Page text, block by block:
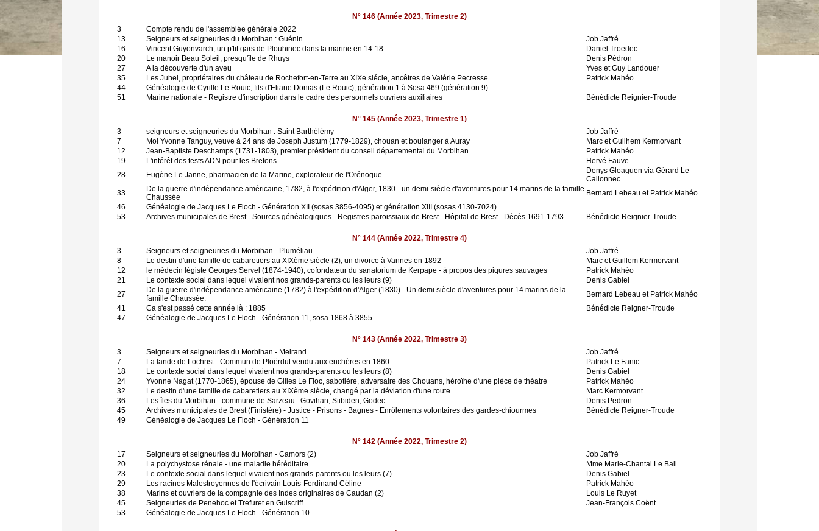
N° 146 (Année 2023, Trimestre 2)
3
Compte rendu de l'assemblée générale 2022
13
Seigneurs et seigneuries du Morbihan : Guénin
Job Jaffré
16
Vincent Guyonvarch, un p'tit gars de Plouhinec dans la marine en 14-18
Daniel Troedec
20
Le manoir Beau Soleil, presqu'île de Rhuys
Denis Pédron
27
A la découverte d'un aveu
Yves et Guy Landouer
35
Les Juhel, propriétaires du château de Rochefort-en-Terre au XIXe siécle, ancêtres de Valérie Pecresse
Patrick Mahéo
44
Généalogie de Cyrille Le Rouic, fils d'Eliane Donias (Le Rouic), génération 1 à Sosa 469 (génération 9)
51
Marine nationale - Registre d'inscription dans le cadre des personnels ouvriers auxiliaires Bénédicte Reignier-Troude
N° 145 (Année 2023, Trimestre 1)
3
seigneurs et seigneuries du Morbihan : Saint Barthélémy
Job Jaffré
7
Moi Yvonne Tanguy, veuve à 24 ans de Joseph Justum (1779-1829), chouan et boulanger à Auray
Marc et Guilhem Kermorvant
12
Jean-Baptiste Deschamps (1731-1803), premier président du conseil départemental du Morbihan
Patrick Mahéo
19
L'intérêt des tests ADN pour les Bretons
Hervé Fauve
28
Eugène Le Janne, pharmacien de la Marine, explorateur de l'Orénoque
Denys Gloaguen via Gérard Le
Callonnec
33
De la guerre d'indépendance américaine, 1782, à l'expédition d'Alger, 1830 - un demi-siècle d'aventures pour 14 marins de la famille
Chaussée
Bernard Lebeau et Patrick Mahéo
46
Généalogie de Jacques Le Floch - Génération XII (sosas 3856-4095) et génération XIII (sosas 4130-7024)
53
Archives municipales de Brest - Sources généalogiques - Registres paroissiaux de Brest - Hôpital de Brest - Décès 1691-1793 Bénédicte Reignier-Troude
N° 144 (Année 2022, Trimestre 4)
3
Seigneurs et seigneuries du Morbihan - Pluméliau
Job Jaffré
8
Le destin d'une famille de cabaretiers au XIXème siècle (2), un divorce à Vannes en 1892
Marc et Guillem Kermorvant
12
le médecin légiste Georges Servel (1874-1940), cofondateur du sanatorium de Kerpape - à propos des piqures sauvages
Patrick Mahéo
21
Le contexte social dans lequel vivaient nos grands-parents ou les leurs (9)
Denis Gabiel
27
De la guerre d'indépendance américaine (1782) à l'expédition d'Alger (1830) - Un demi siècle d'aventures pour 14 marins de la
famille Chaussée.
Bernard Lebeau et Patrick Mahéo
41
Ca s'est passé cette année là : 1885
Bénédicte Reigner-Troude
47
Généalogie de Jacques Le Floch - Génération 11, sosa 1868 à 3855
N° 143 (Année 2022, Trimestre 3)
3
Seigneurs et seigneuries du Morbihan - Melrand
Job Jaffré
7
La lande de Lochrist - Commun de Ploërdut vendu aux enchères en 1860
Patrick Le Fanic
18
Le contexte social dans lequel vivaient nos grands-parents ou les leurs (8)
Denis Gabiel
24
Yvonne Nagat (1770-1865), épouse de Gilles Le Floc, sabotière, adversaire des Chouans, héroïne d'une pièce de théatre
Patrick Mahéo
32
Le destin d'une famille de cabaretiers au XIXème siècle, changé par la déviation d'une route
Marc Kermorvant
36
Les îles du Morbihan - commune de Sarzeau : Govihan, Stibiden, Godec
Denis Pedron
45
Archives municipales de Brest (Finistère) - Justice - Prisons - Bagnes - Enrôlements volontaires des gardes-chiourmes
Bénédicte Reigner-Troude
49
Généalogie de Jacques Le Floch - Génération 11
N° 142 (Année 2022, Trimestre 2)
17
Seigneurs et seigneuries du Morbihan - Camors (2)
Job Jaffré
20
La polychystose rénale - une maladie héréditaire
Mme Marie-Chantal Le Bail
23
Le contexte social dans lequel vivaient nos grands-parents ou les leurs (7)
Denis Gabiel
29
Les racines Malestroyennes de l'écrivain Louis-Ferdinand Céline
Patrick Mahéo
38
Marins et ouvriers de la compagnie des Indes originaires de Caudan (2)
Louis Le Ruyet
45
Seigneuries de Penehoc et Trefuret en Guiscriff
Jean-François Coënt
53
Généalogie de Jacques Le Floch - Génération 10